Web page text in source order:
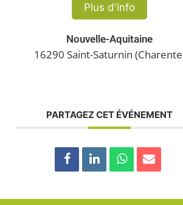
Plus d'info
Nouvelle-Aquitaine
16290 Saint-Saturnin
PARTAGEZ CET ÉVÉNEMENT